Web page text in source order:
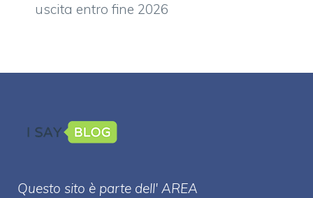
uscita entro fine 2026
Questo sito è parte dell' AREA